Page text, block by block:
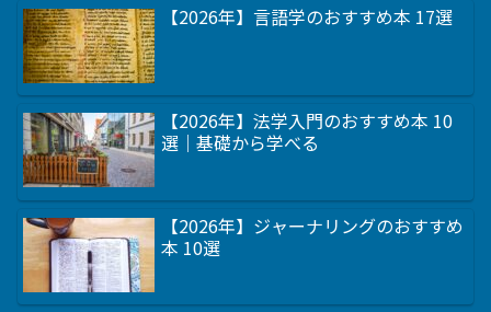
【2026年】言語学のおすすめ本 17選
【2026年】法学入門のおすすめ本 10
選｜基礎から学べる
【2026年】ジャーナリングのおすすめ
本 10選